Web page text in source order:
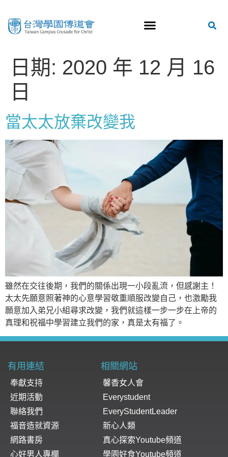
日期: 2020 年 12 月 16
日
當太太放棄改變我
雖然在交往後期，我們的關係出現一小段亂流，但感謝主！
太太先願意照著神的心意學習敬重順服改變自己，也激勵我
願意加入弟兄小組尋求改變，我們就這樣一步一步在上帝的
真理和祝福中學習建立我們的家，真是太有福了。
有用連結 相關網站
奉獻支持
近期活動
聯絡我們
福音造就資源
網路書房
心好男人專欄
馨香女人會
Everystudent
EveryStudentLeader
新心人類
真心探索Youtube頻道
學園好食Youtube頻道